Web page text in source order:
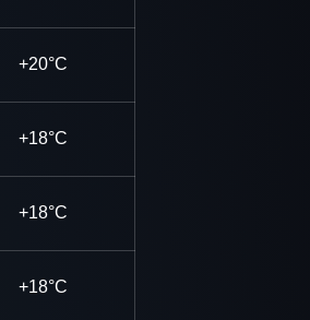
+20°C
+18°C
+18°C
+18°C